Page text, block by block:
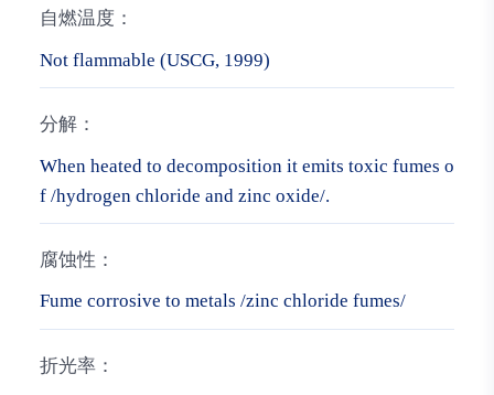
自燃温度：
Not flammable (USCG, 1999)
分解：
When heated to decomposition it emits toxic fumes o
f /hydrogen chloride and zinc oxide/.
腐蚀性：
Fume corrosive to metals /zinc chloride fumes/
折光率：